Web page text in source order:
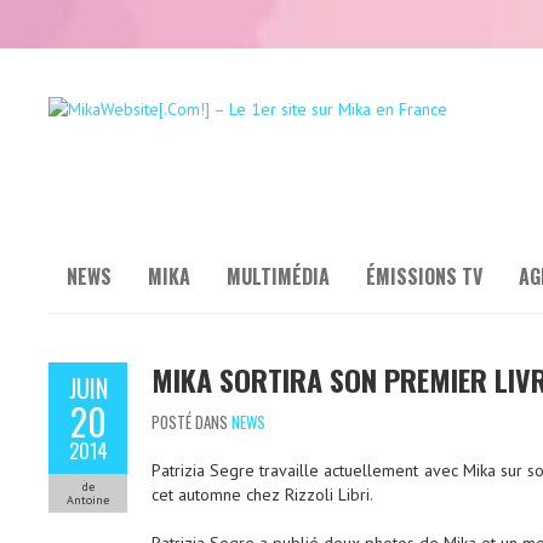
NEWS MIKA MULTIMÉDIA ÉMISSIONS TV
JUIN
20
2014
de
Antoine
MIKA SORTIRA SON PREMIER
POSTÉ DANS NEWS
Patrizia Segre travaille actuellement avec Mika sur
cet automne chez Rizzoli Libri.